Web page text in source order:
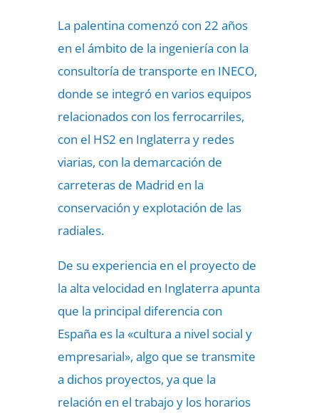
La palentina comenzó con 22 años
en el ámbito de la ingeniería con la
consultoría de transporte en INECO,
donde se integró en varios equipos
relacionados con los ferrocarriles,
con el HS2 en Inglaterra y redes
viarias, con la demarcación de
carreteras de Madrid en la
conservación y explotación de las
radiales.
De su experiencia en el proyecto de
la alta velocidad en Inglaterra apunta
que la principal diferencia con
España es la «cultura a nivel social y
empresarial», algo que se transmite
a dichos proyectos, ya que la
relación en el trabajo y los horarios